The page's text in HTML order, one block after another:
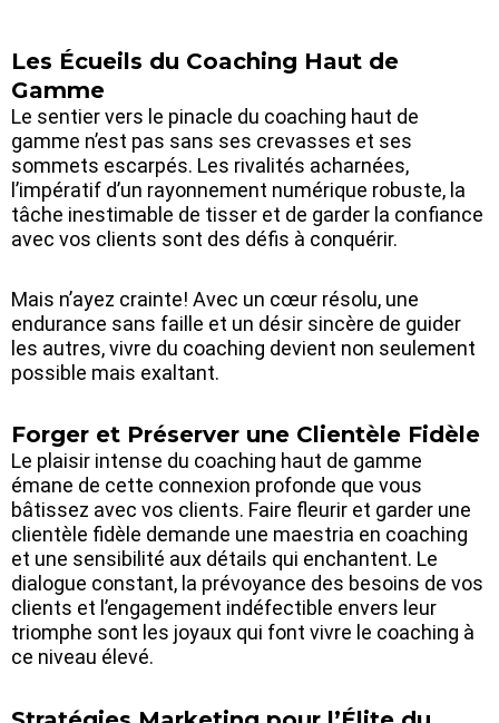
Les Écueils du Coaching Haut de
Gamme
Le sentier vers le pinacle du coaching haut de
gamme n’est pas sans ses crevasses et ses
sommets escarpés. Les rivalités acharnées,
l’impératif d’un rayonnement numérique robuste, la
tâche inestimable de tisser et de garder la confiance
avec vos clients sont des défis à conquérir.
Mais n’ayez crainte! Avec un cœur résolu, une
endurance sans faille et un désir sincère de guider
les autres, vivre du coaching devient non seulement
possible mais exaltant.
Forger et Préserver une Clientèle Fidèle
Le plaisir intense du coaching haut de gamme
émane de cette connexion profonde que vous
bâtissez avec vos clients. Faire fleurir et garder une
clientèle fidèle demande une maestria en coaching
et une sensibilité aux détails qui enchantent. Le
dialogue constant, la prévoyance des besoins de vos
clients et l’engagement indéfectible envers leur
triomphe sont les joyaux qui font vivre le coaching à
ce niveau élevé.